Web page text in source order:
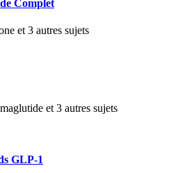
Complet
et 3 autres sujets
et 3 autres sujets
GLP-1